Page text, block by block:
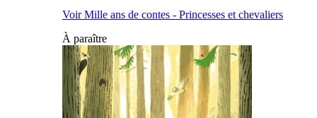
Voir Mille ans de contes - Princesses et chevaliers
À paraître